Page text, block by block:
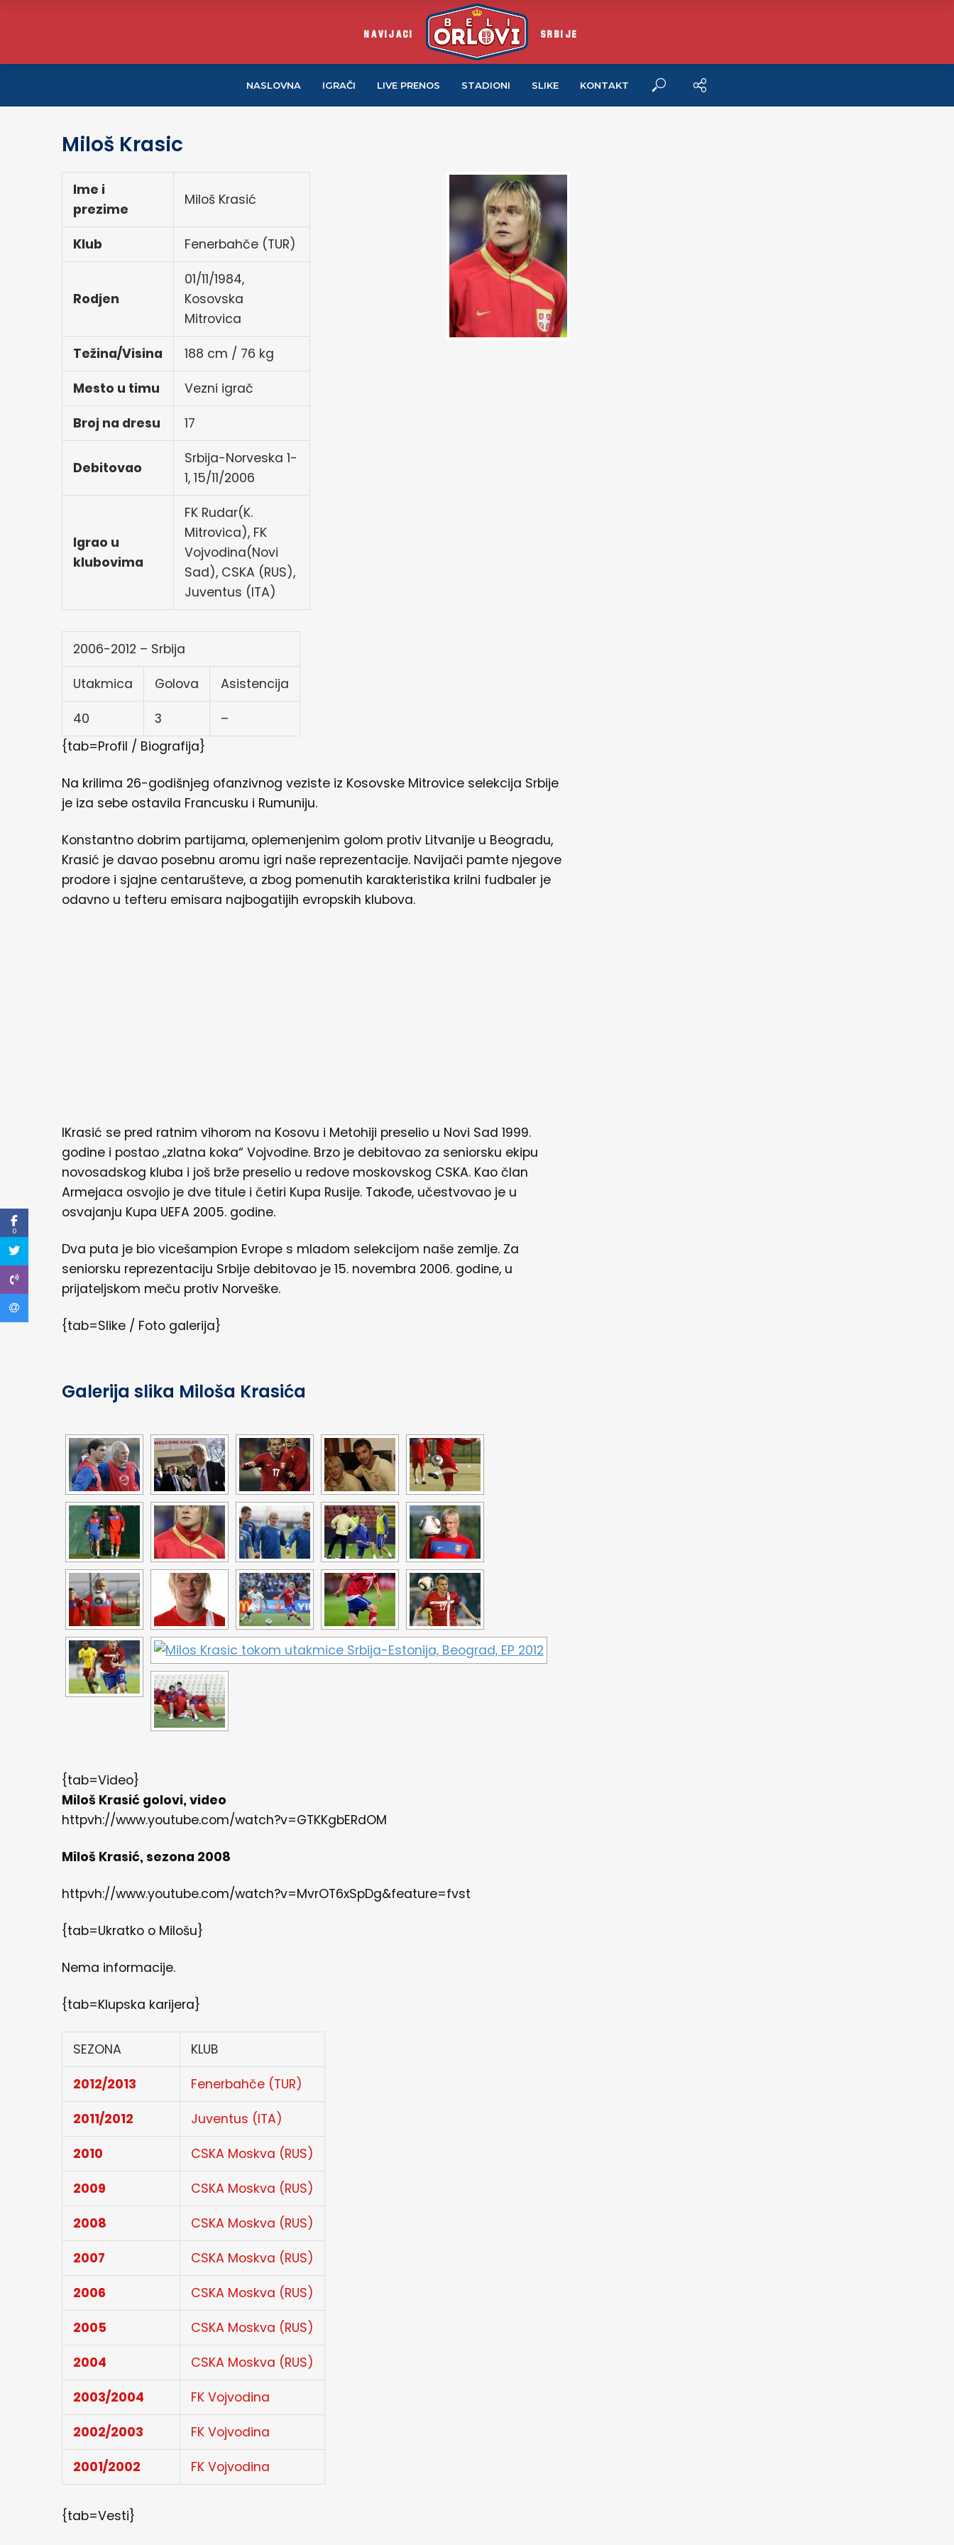
NAVIJACI SRBIJE
NASLOVNA IGRAČI LIVE PRENOS STADIONI SLIKE KONTAKT
Miloš Krasic
Ime i
prezime
Miloš Krasić
Klub Fenerbahče (TUR)
Rodjen
01/11/1984,
Kosovska
Mitrovica
Težina/Visina 188 cm / 76 kg
Mesto u timu Vezni igrač
Broj na dresu 17
Debitovao
Srbija-Norveska 1-
1, 15/11/2006
Igrao u
klubovima
FK Rudar(K.
Mitrovica), FK
Vojvodina(Novi
Sad), CSKA (RUS),
Juventus (ITA)
2006-2012 – Srbija
Utakmica Golova Asistencija
40 3
–
{tab=Profil / Biografija}
Na krilima 26-godišnjeg ofanzivnog veziste iz Kosovske Mitrovice selekcija Srbije
je iza sebe ostavila Francusku i Rumuniju.
Konstantno dobrim partijama, oplemenjenim golom protiv Litvanije u Beogradu,
Krasić je davao posebnu aromu igri naše reprezentacije. Navijači pamte njegove
prodore i sjajne centarušteve, a zbog pomenutih karakteristika krilni fudbaler je
odavno u tefteru emisara najbogatijih evropskih klubova.
IKrasić se pred ratnim vihorom na Kosovu i Metohiji preselio u Novi Sad 1999.
godine i postao „zlatna koka“ Vojvodine. Brzo je debitovao za seniorsku ekipu
novosadskog kluba i još brže preselio u redove moskovskog CSKA. Kao član
Armejaca osvojio je dve titule i četiri Kupa Rusije. Takođe, učestvovao je u
osvajanju Kupa UEFA 2005. godine.
Dva puta je bio vicešampion Evrope s mladom selekcijom naše zemlje. Za
seniorsku reprezentaciju Srbije debitovao je 15. novembra 2006. godine, u
prijateljskom meču protiv Norveške.
{tab=Slike / Foto galerija}
Galerija slika Miloša Krasića
{tab=Video}
Miloš Krasić golovi, video
httpvh://www.youtube.com/watch?v=GTKKgbERdOM
Miloš Krasić, sezona 2008
httpvh://www.youtube.com/watch?v=MvrOT6xSpDg&feature=fvst
{tab=Ukratko o Milošu}
Nema informacije.
{tab=Klupska karijera}
SEZONA KLUB
2012/2013 Fenerbahče (TUR)
2011/2012 Juventus (ITA)
2010 CSKA Moskva (RUS)
2009 CSKA Moskva (RUS)
2008 CSKA Moskva (RUS)
2007 CSKA Moskva (RUS)
2006 CSKA Moskva (RUS)
2005 CSKA Moskva (RUS)
2004 CSKA Moskva (RUS)
2003/2004 FK Vojvodina
2002/2003 FK Vojvodina
2001/2002 FK Vojvodina
{tab=Vesti}
0